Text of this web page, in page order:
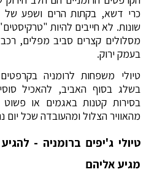
כרי דשא, בקתות הרים ושפע של
שונות. לא חייבים להיות
מסלולים קצרים סביב מפלים,
בעמק ירוק.
טיולי משפחות לרומניה
בשלג בסוף האביב, להאכיל
בסירות קטנות באגמים או פשוט
מהאוויר הצלול ומהעובדה שכל יום
טיולי ג'יפים ברומניה -
מגיע אליהם